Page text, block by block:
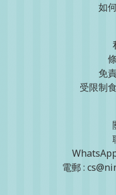
如
免
受限制
電郵 :